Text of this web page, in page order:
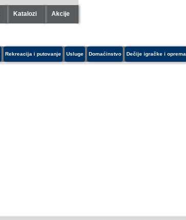
Katalozi Akcije
Rekreacija i putovanje Usluge Domaćinstvo Dečije igračke i oprema